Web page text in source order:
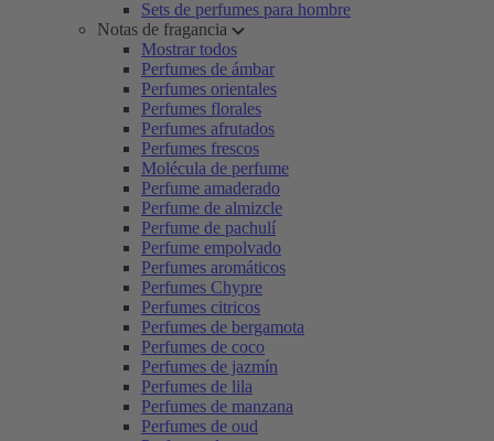
Sets de perfumes para hombre
Notas de fragancia
Mostrar todos
Perfumes de ámbar
Perfumes orientales
Perfumes florales
Perfumes afrutados
Perfumes frescos
Molécula de perfume
Perfume amaderado
Perfume de almizcle
Perfume de pachulí
Perfume empolvado
Perfumes aromáticos
Perfumes Chypre
Perfumes citricos
Perfumes de bergamota
Perfumes de coco
Perfumes de jazmín
Perfumes de lila
Perfumes de manzana
Perfumes de oud